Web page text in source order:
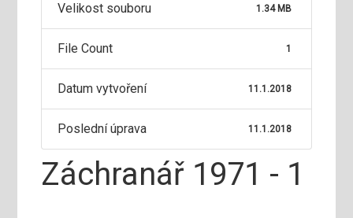
Velikost souboru 1.34 MB
File Count 1
Datum vytvoření 11.1.2018
Poslední úprava 11.1.2018
Záchranář 1971 - 1